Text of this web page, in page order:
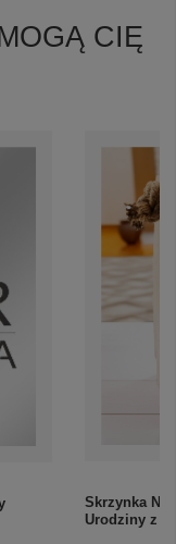
CIĘ
Skrzynka
Urodziny z